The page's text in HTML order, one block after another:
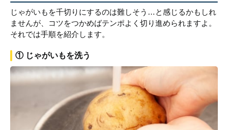
じゃがいもを千切りにするのは難しそう…と感じるかもしれ
ませんが、コツをつかめばテンポよく切り進められますよ。
それでは手順を紹介します。
① じゃがいもを洗う